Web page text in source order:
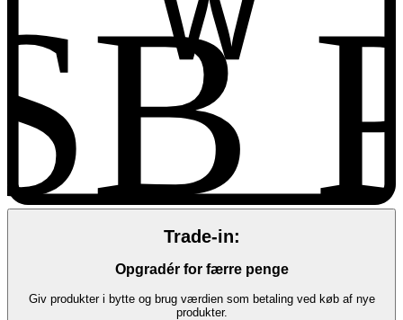
Trade-in:
Opgradér for færre penge
Giv produkter i bytte og brug værdien som betaling ved køb af nye
produkter.